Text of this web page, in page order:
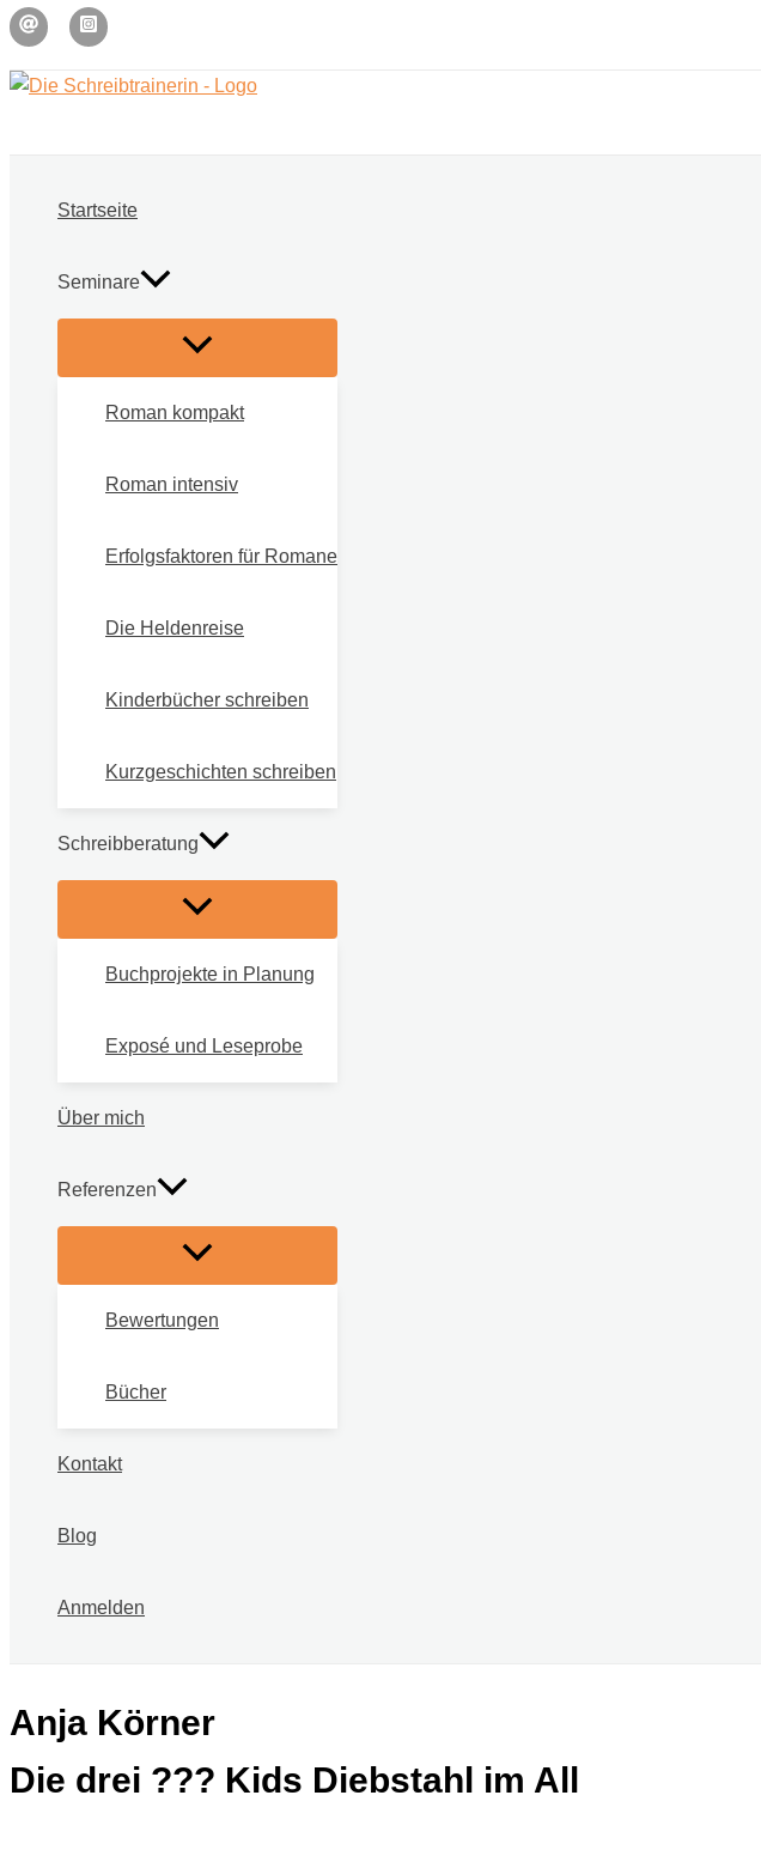
Zum
Inhalt
springen
Startseite
Seminare
Roman kompakt
Roman intensiv
Erfolgsfaktoren für Romane
Die Heldenreise
Kinderbücher schreiben
Kurzgeschichten schreiben
Schreibberatung
Buchprojekte in Planung
Exposé und Leseprobe
Über mich
Referenzen
Bewertungen
Bücher
Kontakt
Blog
Anmelden
Anja Körner
Die drei ??? Kids Diebstahl im All